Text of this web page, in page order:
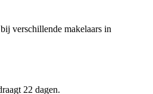
verschillende makelaars in
22 dagen.